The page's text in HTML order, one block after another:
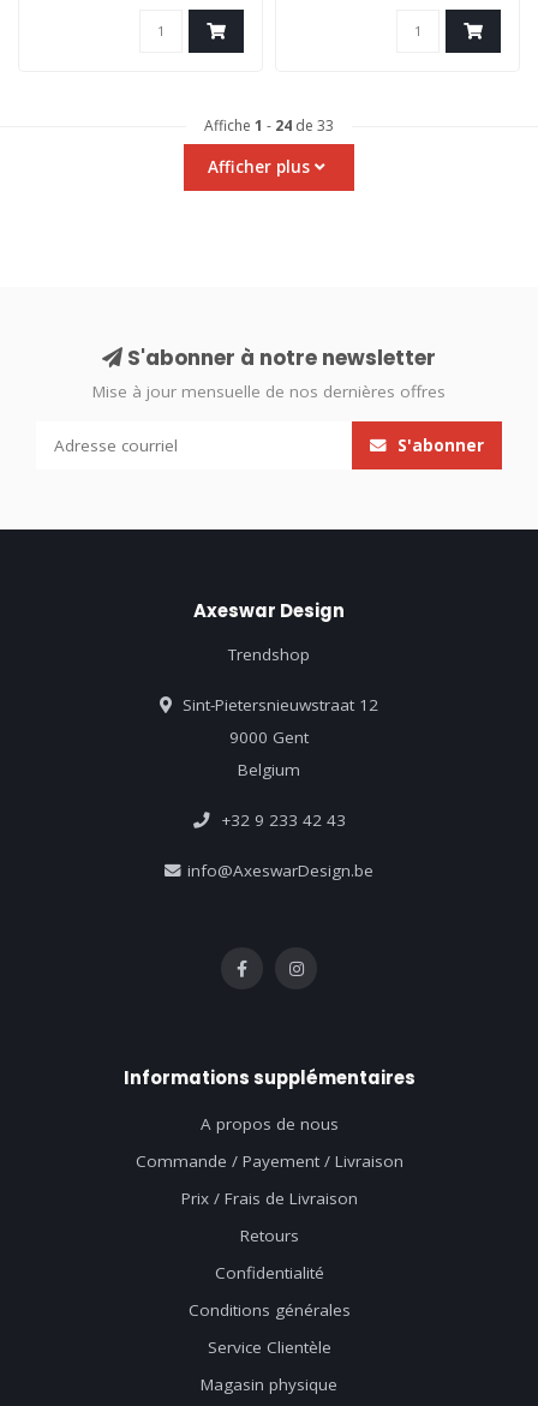
Affiche 1 - 24 de 33
Afficher plus
S'abonner à notre newsletter
Mise à jour mensuelle de nos dernières offres
S'abonner
Axeswar Design
Trendshop
Sint-Pietersnieuwstraat 12
9000 Gent
Belgium
+32 9 233 42 43
info@AxeswarDesign.be
Informations supplémentaires
A propos de nous
Commande / Payement / Livraison
Prix / Frais de Livraison
Retours
Confidentialité
Conditions générales
Service Clientèle
Magasin physique